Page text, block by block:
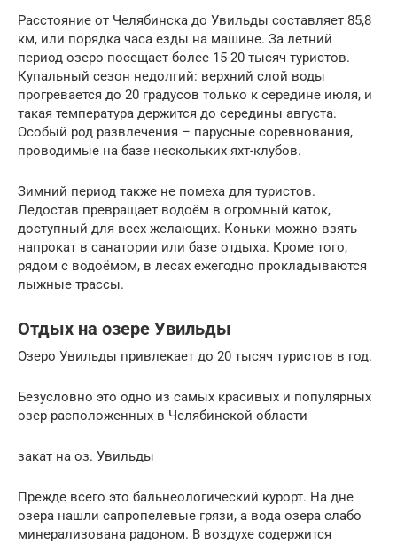
Расстояние от Челябинска до Увильды составляет 85,8
км, или порядка часа езды на машине. За летний
период озеро посещает более 15-20 тысяч туристов.
Купальный сезон недолгий: верхний слой воды
прогревается до 20 градусов только к середине июля, и
такая температура держится до середины августа.
Особый род развлечения – парусные соревнования,
проводимые на базе нескольких яхт-клубов.
Зимний период также не помеха для туристов.
Ледостав превращает водоём в огромный каток,
доступный для всех желающих. Коньки можно взять
напрокат в санатории или базе отдыха. Кроме того,
рядом с водоёмом, в лесах ежегодно прокладываются
лыжные трассы.
Отдых на озере Увильды
Озеро Увильды привлекает до 20 тысяч туристов в год.
Безусловно это одно из самых красивых и популярных
озер расположенных в Челябинской области
закат на оз. Увильды
Прежде всего это бальнеологический курорт. На дне
озера нашли сапропелевые грязи, а вода озера слабо
минерализована радоном. В воздухе содержится